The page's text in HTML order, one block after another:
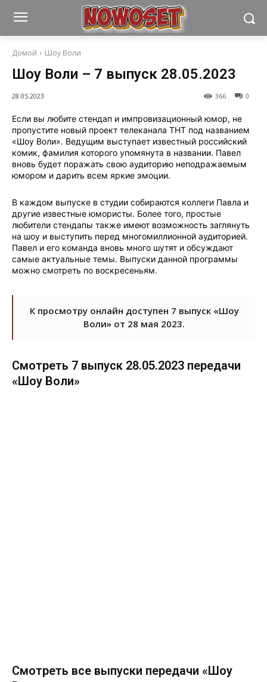
Домой Шоу Воли
Шоу Воли – 7 выпуск 28.05.2023
0
366
28.05.2023
Если вы любите стендап и импровизационный юмор, не
пропустите новый проект телеканала ТНТ под названием
«Шоу Воли». Ведущим выступает известный российский
комик, фамилия которого упомянута в названии. Павел
вновь будет поражать свою аудиторию неподражаемым
юмором и дарить всем яркие эмоции.
В каждом выпуске в студии собираются коллеги Павла и
другие известные юмористы. Более того, простые
любители стендапы также имеют возможность заглянуть
на шоу и выступить перед многомиллионной аудиторией.
Павел и его команда вновь много шутят и обсуждают
самые актуальные темы. Выпуски данной программы
можно смотреть по воскресеньям.
К просмотру онлайн доступен 7 выпуск «Шоу
Воли» от 28 мая 2023.
Смотреть 7 выпуск 28.05.2023 передачи
«Шоу Воли»
Смотреть все выпуски передачи «Шоу